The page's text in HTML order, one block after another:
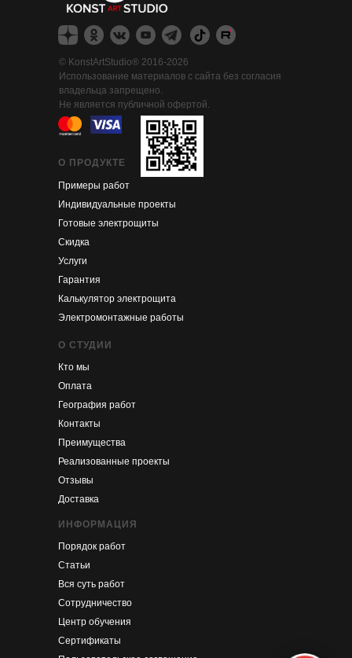
О ПРОДУКТЕ
Примеры работ
Индивидуальные проекты
Готовые электрощиты
Скидка
Услуги
Гарантия
Калькулятор электрощита
Электромонтажные работы
О СТУДИИ
Кто мы
Оплата
География работ
Контакты
Преимущества
Реализованные проекты
Отзывы
Доставка
ИНФОРМАЦИЯ
Порядок работ
Статьи
Вся суть работ
Сотрудничество
Центр обучения
Сертификаты
© KonstArtStudio® 2016-2026
Использование материалов с сайта без согласия
владельца запрещено.
Не является публичной офертой.